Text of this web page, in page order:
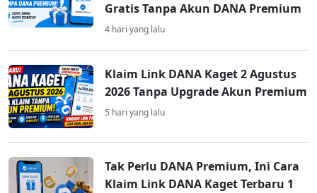
Gratis Tanpa Akun DANA Premium
4 hari yang lalu
Klaim Link DANA Kaget 2 Agustus
2026 Tanpa Upgrade Akun Premium
5 hari yang lalu
Tak Perlu DANA Premium, Ini Cara
Klaim Link DANA Kaget Terbaru 1